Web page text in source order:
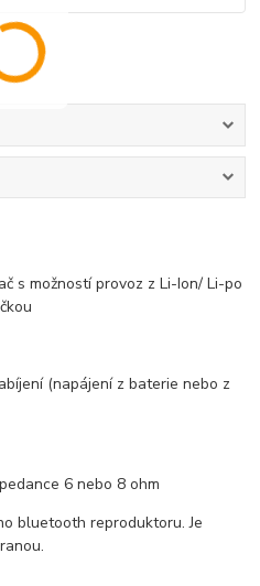
s možností provoz z Li-Ion/ Li-po
(napájení z baterie nebo z
6 nebo 8 ohm
bluetooth reproduktoru. Je